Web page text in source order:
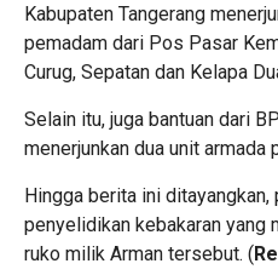
Kabupaten Tangerang
pemadam dari Pos Pasar
Curug, Sepatan dan Kelapa
Selain itu, juga bantuan dari
menerjunkan dua unit
Hingga berita ini
penyelidikan kebakaran yang
ruko milik Arman tersebut. (